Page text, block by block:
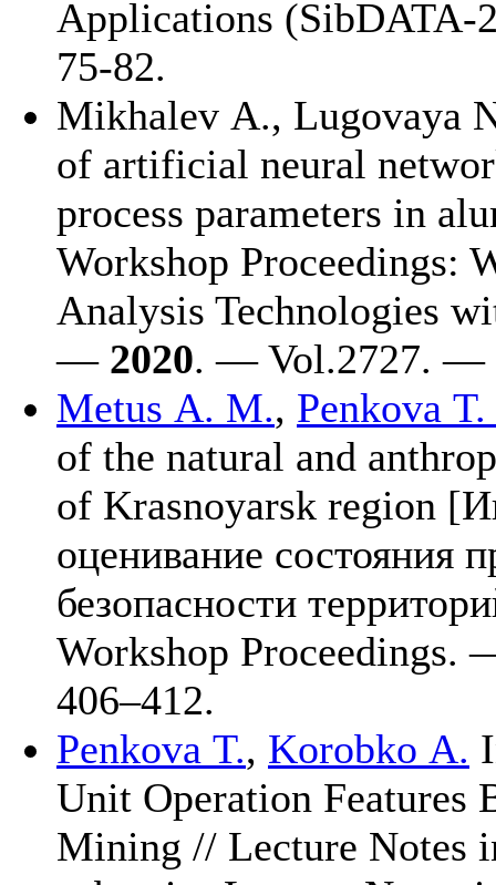
Applications
75-82.
Mikhalev A., Lugovaya
of artificial neural
process parameters in
Workshop Proceedings:
Analysis Technologies
— 2020. — Vol.2727. —
Metus A. M., Penkova
of the natural and
of Krasnoyarsk region
оценивание состояния
безопасности
Workshop
406–412.
Penkova T., Korobko A.
Unit Operation Features
Mining // Lecture Notes